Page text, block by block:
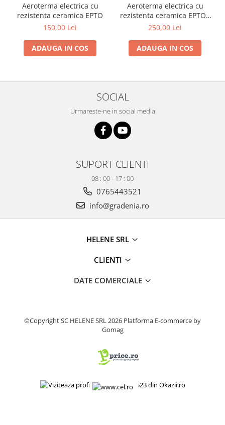
Aparate pneumatice
Pistoale de vopsit
Set aer comprimat
Compresoare
Scule electrice
Aeroterme si tunuri de caldura
Ciocane demolatoare
Ciocane electro-pneumatice
Rindele electrice
Mașini electrice de șlefuit / polișat
Polizor de banc
Aeroterma electrica cu
rezistenta ceramica EPTO
150,00 Lei
ADAUGA IN COS
Aeroterma electrica cu
rezistenta ceramica EPTO -
3000 W
250,00 Lei
ADAUGA IN COS
SOCIAL
Urmareste-ne in social media
SUPORT CLIENTI
08 : 00 - 17 : 00
0765443521
info@gradenia.ro
HELENE SRL
CLIENTI
DATE COMERCIALE
©Copyright SC HELENE SRL 2026 Platforma E-commerce by
Gomag